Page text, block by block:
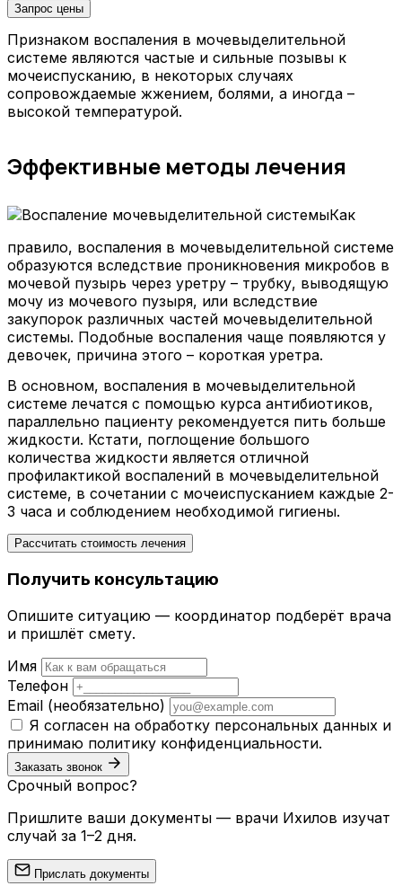
Запрос цены
Признаком воспаления в мочевыделительной
системе являются частые и сильные позывы к
мочеиспусканию, в некоторых случаях
сопровождаемые жжением, болями, а иногда –
высокой температурой.
Эффективные методы лечения
Как
правило, воспаления в мочевыделительной системе
образуются вследствие проникновения микробов в
мочевой пузырь через уретру – трубку, выводящую
мочу из мочевого пузыря, или вследствие
закупорок различных частей мочевыделительной
системы. Подобные воспаления чаще появляются у
девочек, причина этого – короткая уретра.
В основном, воспаления в мочевыделительной
системе лечатся с помощью курса антибиотиков,
параллельно пациенту рекомендуется пить больше
жидкости. Кстати, поглощение большого
количества жидкости является отличной
профилактикой воспалений в мочевыделительной
системе, в сочетании с мочеиспусканием каждые 2-
3 часа и соблюдением необходимой гигиены.
Рассчитать стоимость лечения
Получить консультацию
Опишите ситуацию — координатор подберёт врача
и пришлёт смету.
Имя
Телефон
Email (необязательно)
Я согласен на обработку персональных данных и
принимаю политику конфиденциальности.
Заказать звонок
Срочный вопрос?
Пришлите ваши документы — врачи Ихилов изучат
случай за 1–2 дня.
Прислать документы